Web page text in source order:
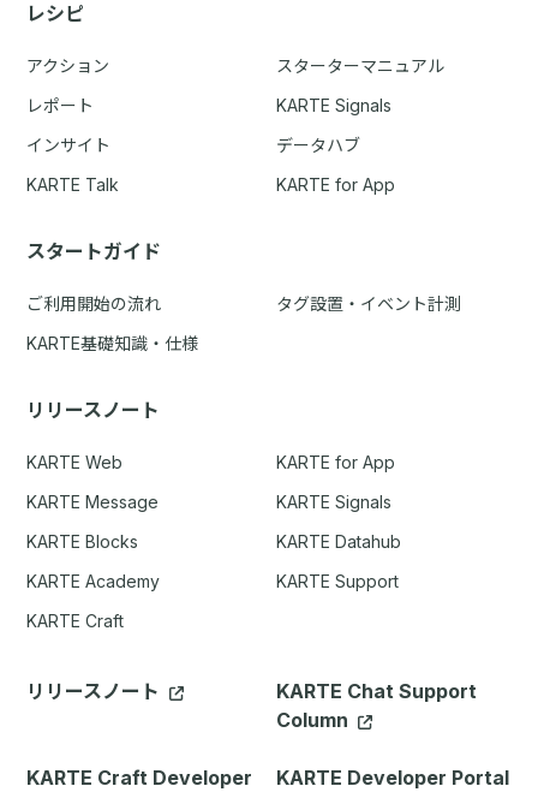
レシピ
アクション
スターターマニュアル
レポート
KARTE Signals
インサイト
データハブ
KARTE Talk
KARTE for App
スタートガイド
ご利用開始の流れ
タグ設置・イベント計測
KARTE基礎知識・仕様
リリースノート
KARTE Web
KARTE for App
KARTE Message
KARTE Signals
KARTE Blocks
KARTE Datahub
KARTE Academy
KARTE Support
KARTE Craft
リリースノート
KARTE Chat Support
Column
KARTE Craft Developer
KARTE Developer Portal